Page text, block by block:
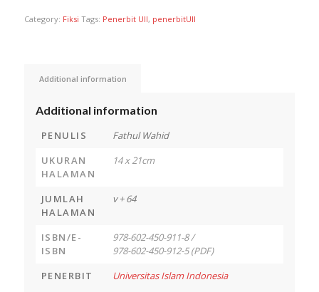
Category: Fiksi Tags: Penerbit UII, penerbitUII
Additional information
Additional information
PENULIS
Fathul Wahid
UKURAN
HALAMAN
14 x 21cm
JUMLAH
HALAMAN
v + 64
ISBN/E-
ISBN
978-602-450-911-8 /
978-602-450-912-5 (PDF)
PENERBIT
Universitas Islam Indonesia